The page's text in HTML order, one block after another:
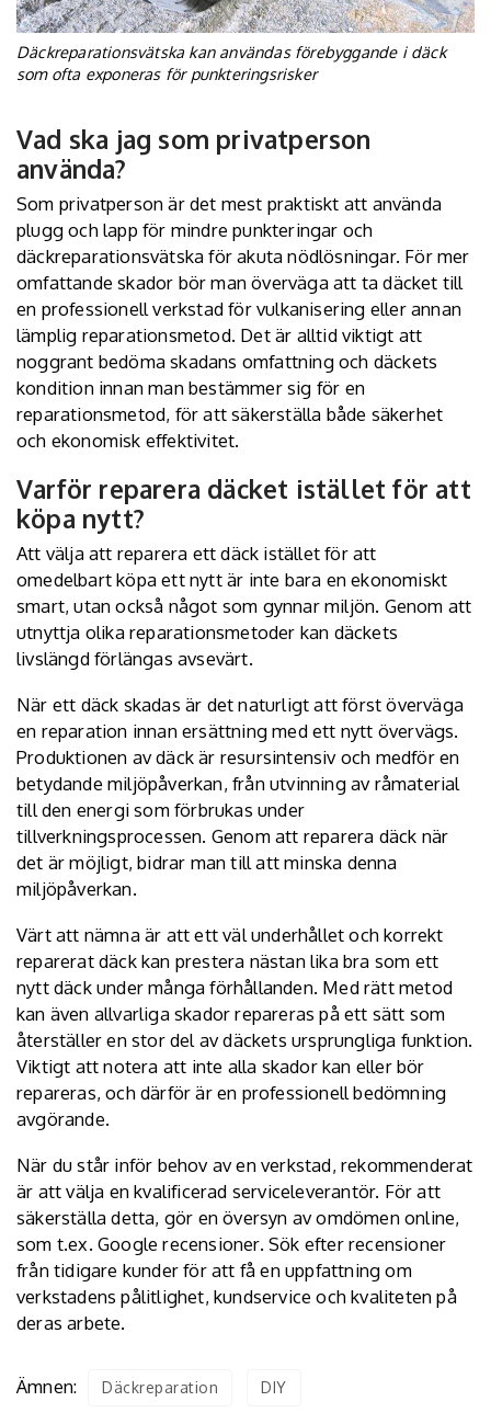
Däckreparationsvätska kan användas förebyggande i däck
som ofta exponeras för punkteringsrisker
Vad ska jag som privatperson
använda?
Som privatperson är det mest praktiskt att använda
plugg och lapp för mindre punkteringar och
däckreparationsvätska för akuta nödlösningar. För mer
omfattande skador bör man överväga att ta däcket till
en professionell verkstad för vulkanisering eller annan
lämplig reparationsmetod. Det är alltid viktigt att
noggrant bedöma skadans omfattning och däckets
kondition innan man bestämmer sig för en
reparationsmetod, för att säkerställa både säkerhet
och ekonomisk effektivitet.
Varför reparera däcket istället för att
köpa nytt?
Att välja att reparera ett däck istället för att
omedelbart köpa ett nytt är inte bara en ekonomiskt
smart, utan också något som gynnar miljön. Genom att
utnyttja olika reparationsmetoder kan däckets
livslängd förlängas avsevärt.
När ett däck skadas är det naturligt att först överväga
en reparation innan ersättning med ett nytt övervägs.
Produktionen av däck är resursintensiv och medför en
betydande miljöpåverkan, från utvinning av råmaterial
till den energi som förbrukas under
tillverkningsprocessen. Genom att reparera däck när
det är möjligt, bidrar man till attminska denna
miljöpåverkan.
Värt att nämna är att ett väl underhållet och korrekt
reparerat däck kan prestera nästan lika bra som ett
nytt däck under många förhållanden. Med rätt metod
kan även allvarliga skador repareras på ett sätt som
återställer en stor del av däckets ursprungliga funktion.
Viktigt att notera att inte alla skador kan eller bör
repareras, och därför är en professionell bedömning
avgörande.
När du står inför behov av en verkstad, rekommenderat
är att välja en kvalificerad serviceleverantör. För att
säkerställa detta, gör en översyn av omdömen online,
som t.ex. Google recensioner. Sök efter recensioner
från tidigare kunder för att få en uppfattning om
verkstadens pålitlighet, kundservice och kvaliteten på
deras arbete.
Ämnen: Däckreparation DIY